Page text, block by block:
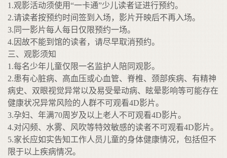
1.观影活动须使用“一卡通”少儿读者证进行预约。
2.请读者按预约时间签到入场，影片开映后不再入场。
3.同一影片每人每日仅限预约一场。
4.因故不能到馆的读者，请尽早取消预约。
三、观影须知
1.每名少年儿童仅限一名监护人陪同观影。
2.患有心脏病、高血压或心血管、脊椎、颈部疾病、有精神
病史、双眼视觉异常以及易受晕动病、眩晕影响等可能存在
健康状况异常风险的人群不可观看4D影片。
3.孕妇、年满70周岁及以上老人不可观看4D影片。
4.对闪频、水雾、风吹等特效敏感的读者不可观看4D影片。
5.家长应如实告知工作人员儿童的身体健康情况，包括但不
限于以上疾病情况。